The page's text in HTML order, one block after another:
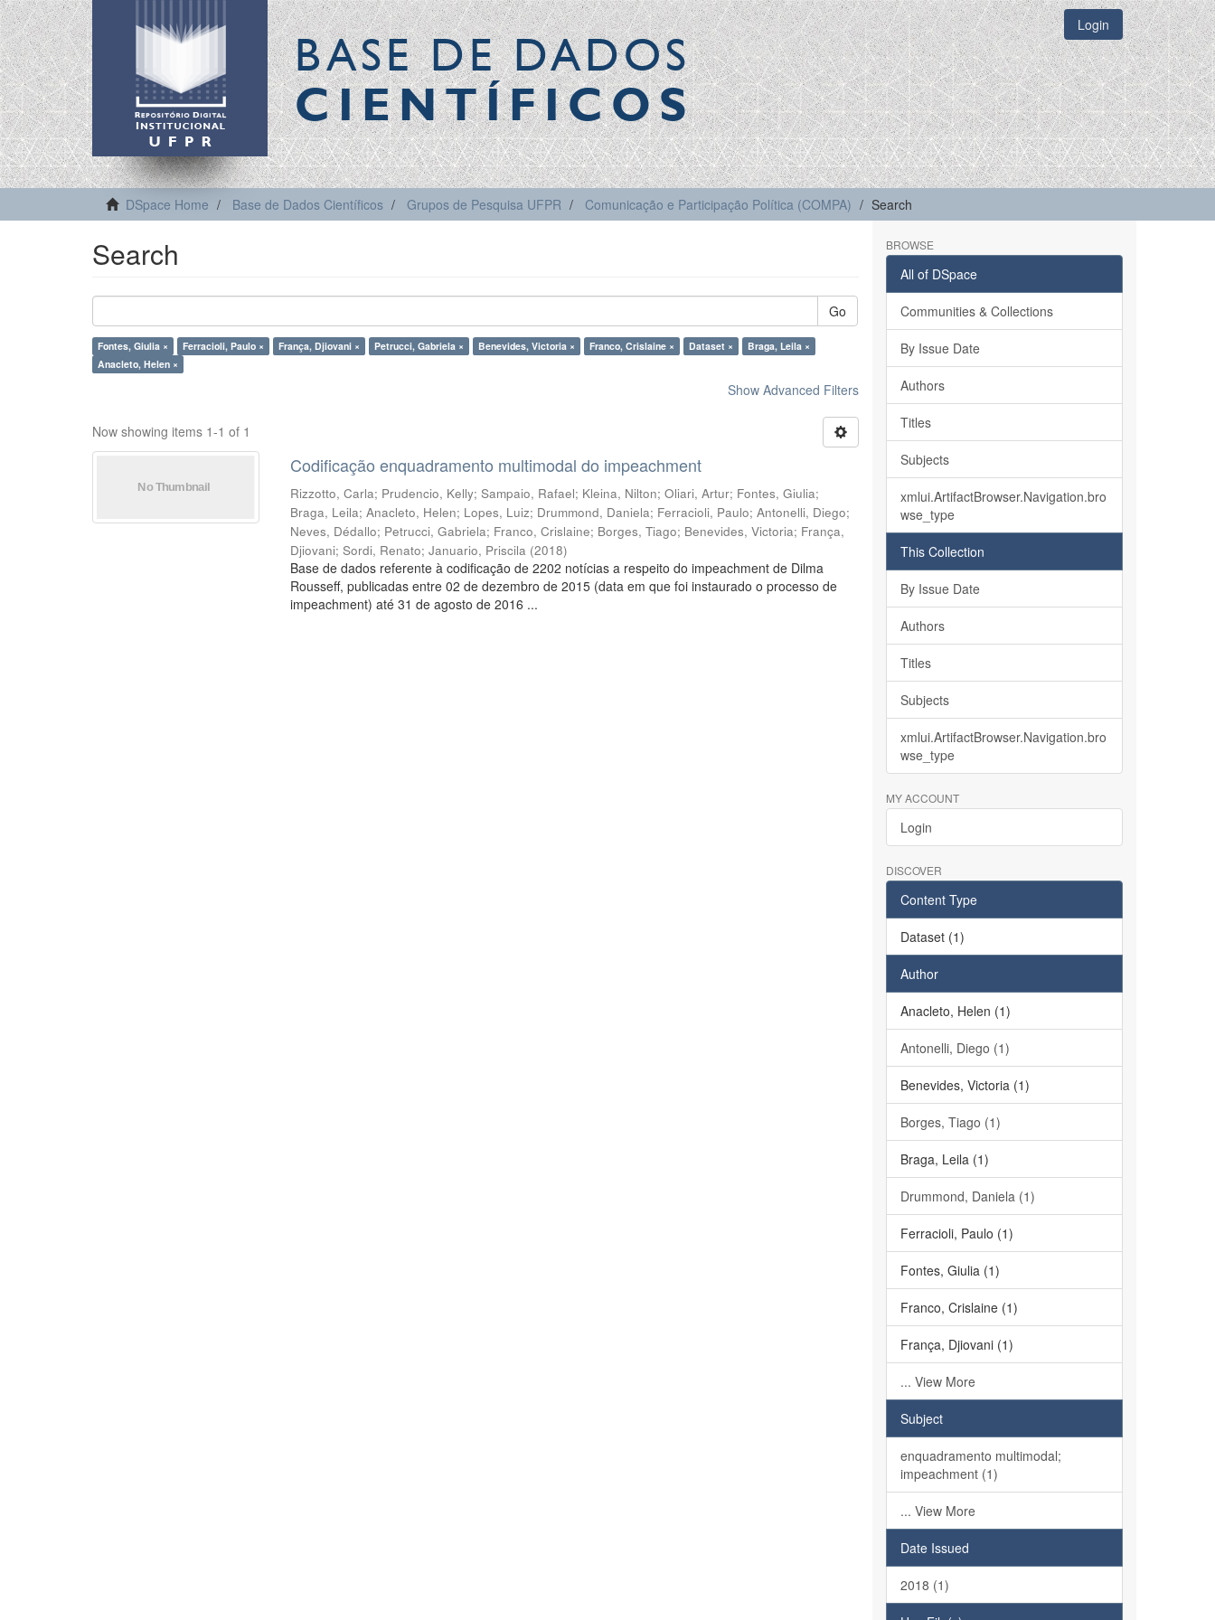
BASE DE DADOS
CIENTÍFICOS
Login
DSpace Home Base de Dados Científicos Grupos de Pesquisa UFPR Comunicação e Participação Política (COMPA) Search
Search
Go
Fontes, Giulia × Ferracioli, Paulo × França, Djiovani × Petrucci, Gabriela × Benevides, Victoria × Franco, Crislaine × Dataset ×
Braga, Leila ×
Anacleto, Helen ×
Show Advanced Filters
Now showing items 1-1 of 1
Codificação enquadramento multimodal do impeachment
Rizzotto, Carla; Prudencio, Kelly;Sampaio, Rafael; Kleina, Nilton;Oliari, Artur; Fontes, Giulia;
Braga, Leila;Anacleto, Helen; Lopes, Luiz; Drummond, Daniela; Ferracioli, Paulo;Antonelli, Diego;
Neves, Dédallo; Petrucci, Gabriela; Franco, Crislaine; Borges, Tiago; Benevides, Victoria; França,
Djiovani;Sordi, Renato;Januario, Priscila (2018)
Base de dados referente à codificação de 2202 notícias a respeito do impeachment de Dilma
Rousseff, publicadas entre 02 de dezembro de 2015 (data em que foi instaurado o processo de
impeachment) até 31 de agosto de 2016 ...
BROWSE
All of DSpace
Communities & Collections
By Issue Date
Authors
Titles
Subjects
xmlui.ArtifactBrowser.Navigation.bro
wse_type
This Collection
By Issue Date
Authors
Titles
Subjects
xmlui.ArtifactBrowser.Navigation.bro
wse_type
MY ACCOUNT
Login
DISCOVER
Content Type
Dataset (1)
Author
Anacleto, Helen (1)
Antonelli, Diego (1)
Benevides, Victoria (1)
Borges, Tiago (1)
Braga, Leila (1)
Drummond, Daniela (1)
Ferracioli, Paulo (1)
Fontes, Giulia (1)
Franco, Crislaine (1)
França, Djiovani (1)
... View More
Subject
enquadramento multimodal;
impeachment (1)
... View More
Date Issued
2018 (1)